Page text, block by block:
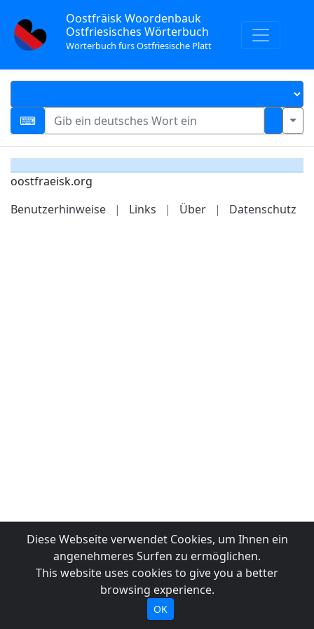
Oostfräisk Woordenbauk
Ostfriesisches Wörterbuch
Wörterbuch fürs Ostfriesische Platt
oostfraeisk.org
Benutzerhinweise
| Links | Über | Datenschutz
Diese Webseite verwendet Cookies, um Ihnen ein
angenehmeres Surfen zu ermöglichen.
This website uses cookies to give you a better
browsing experience.
OK